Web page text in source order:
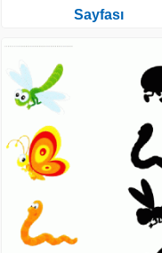
Sayfası